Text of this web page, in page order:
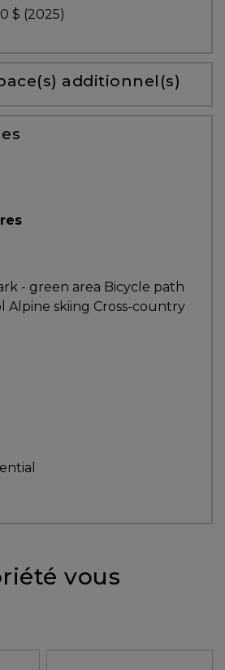
$ (2025)
additionnel(s)
- green area Bicycle path
Alpine skiing Cross-country
vous